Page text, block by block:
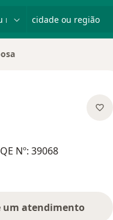
Nº: 39068
um atendimento